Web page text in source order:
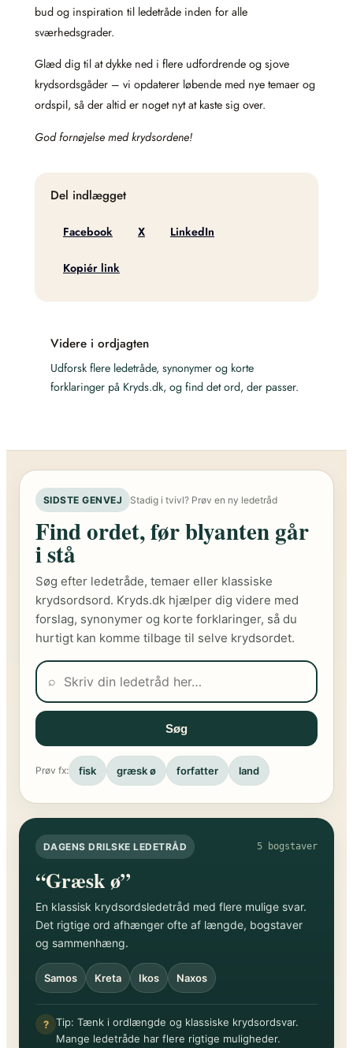
bud og inspiration til ledetråde inden for alle
sværhedsgrader.
Glæd dig til at dykke ned i flere udfordrende og sjove
krydsordsgåder – vi opdaterer løbende med nye temaer og
ordspil, så der altid er noget nyt at kaste sig over.
God fornøjelse med krydsordene!
Del indlægget
Facebook X LinkedIn
Kopiér link
Videre i ordjagten
Udforsk flere ledetråde, synonymer og korte
forklaringer på Kryds.dk, og find det ord, der passer.
SIDSTE GENVEJ Stadig i tvivl? Prøv en ny ledetråd
Find ordet, før blyanten går
i stå
Søg efter ledetråde, temaer eller klassiske
krydsordsord. Kryds.dk hjælper dig videre med
forslag, synonymer og korte forklaringer, så du
hurtigt kan komme tilbage til selve krydsordet.
⌕
Søg
Prøv fx: fisk græsk ø forfatter land
DAGENS DRILSKE LEDETRÅD 5 bogstaver
“Græsk ø”
En klassisk krydsordsledetråd med flere mulige svar.
Det rigtige ord afhænger ofte af længde, bogstaver
og sammenhæng.
Samos Kreta Ikos Naxos
? Tip: Tænk i ordlængde og klassiske krydsordsvar.
Mange ledetråde har flere rigtige muligheder.